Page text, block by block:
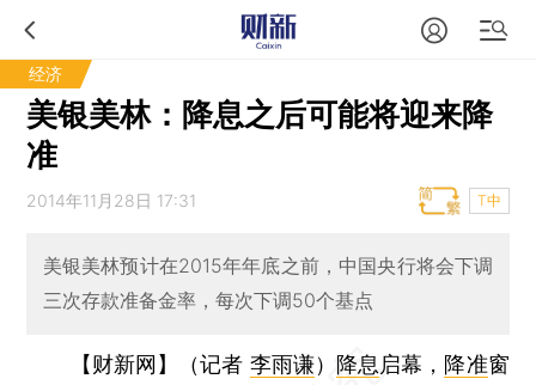
经济
美银美林：降息之后可能将迎来降
准
2014年11月28日 17:31 T中
美银美林预计在2015年年底之前，中国央行将会下调
三次存款准备金率，每次下调50个基点
【财新网】（记者 李雨谦） 降息 启幕， 降准窗